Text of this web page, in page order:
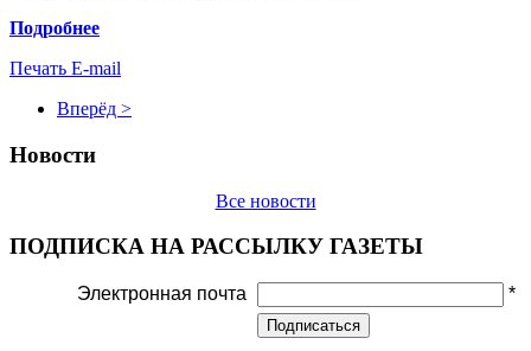
Подробнее
Печать E-mail
Вперёд >
Новости
Все новости
ПОДПИСКА НА РАССЫЛКУ ГАЗЕТЫ
Электронная почта *
Подписаться